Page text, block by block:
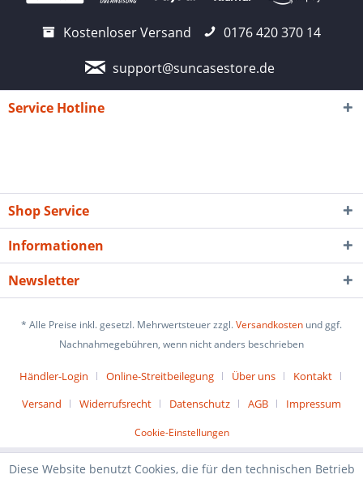
Kostenloser Versand
0176 420 370 14
support@suncasestore.de
Service Hotline
Shop Service
Informationen
Newsletter
* Alle Preise inkl. gesetzl. Mehrwertsteuer zzgl.Versandkosten und ggf.
Nachnahmegebühren, wenn nicht anders beschrieben
Händler-Login Online-Streitbeilegung Über uns
Kontakt
Versand
Widerrufsrecht Datenschutz AGB Impressum
Cookie-Einstellungen
Diese Website benutzt Cookies, die für den technischen Betrieb